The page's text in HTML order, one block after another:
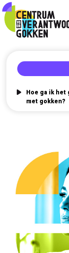
Hoe ga ik
met gokken?